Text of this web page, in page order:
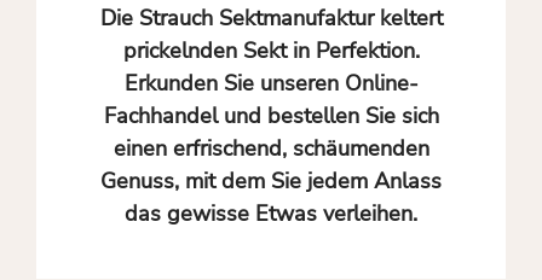
Die Strauch Sektmanufaktur keltert
prickelnden Sekt in Perfektion.
Erkunden Sie unseren Online-
Fachhandel und bestellen Sie sich
einen erfrischend, schäumenden
Genuss, mit dem Sie jedem Anlass
das gewisse Etwas verleihen.